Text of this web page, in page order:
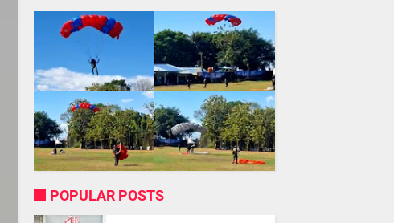
POPULAR POSTS